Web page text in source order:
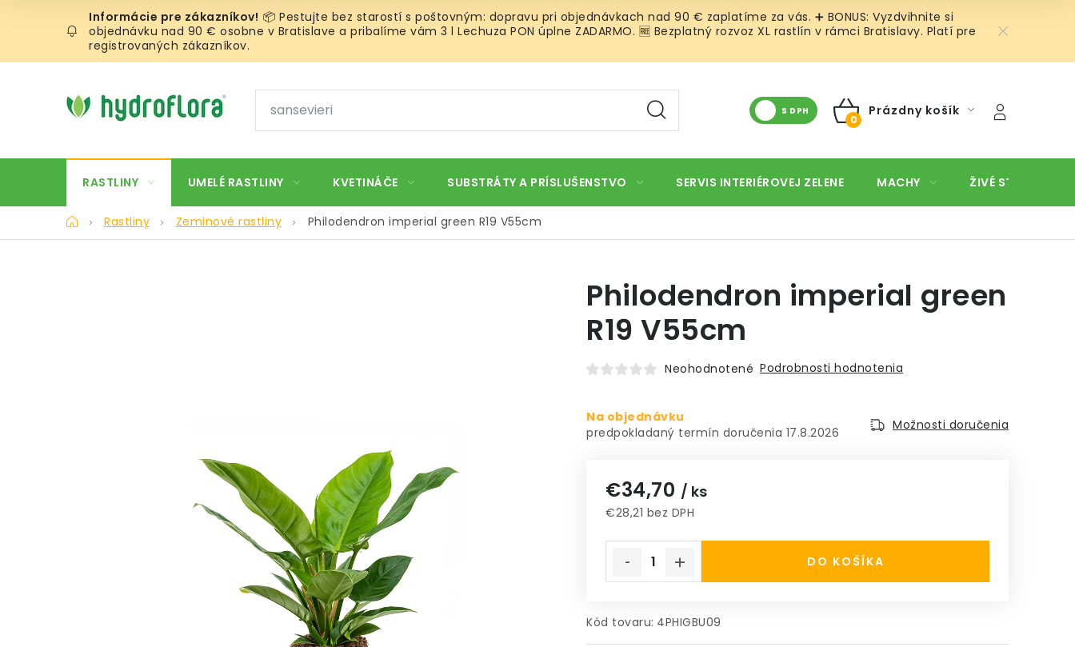
📦 Pestujte bez starostí s poštovným: dopravu pri objednávkach nad 90 € zaplatíme za vás. ➕ BONUS: Vyzdvihnite si
objednávku nad 90 € osobne v Bratislave a pribalíme vám 3 l Lechuza PON úplne ZADARMO. 🆓 Bezplatný rozvoz XL rastlín v rámci Bratislavy. Platí pre
registrovaných zákazníkov.
S DPH
NÁKUPNÝ
Prázdny košík
RASTLINY UMELÉ RASTLINY KVETINÁČE SUBSTRÁTY A PRÍSLUŠENSTVO SERVIS INTERIÉROVEJ ZELENE MACHY ŽIVÉ STENY
DomovRastliny Zeminové rastliny Philodendron imperial green R19 V55cm
Philodendron imperial green
R19 V55cm
Neohodnotené Podrobnosti hodnotenia
Na objednávku
17.8.2026
Možnosti doručenia
€34,70 / ks
€28,21 bez DPH
DO KOŠÍKA
Kód tovaru: 4PHIGBU09